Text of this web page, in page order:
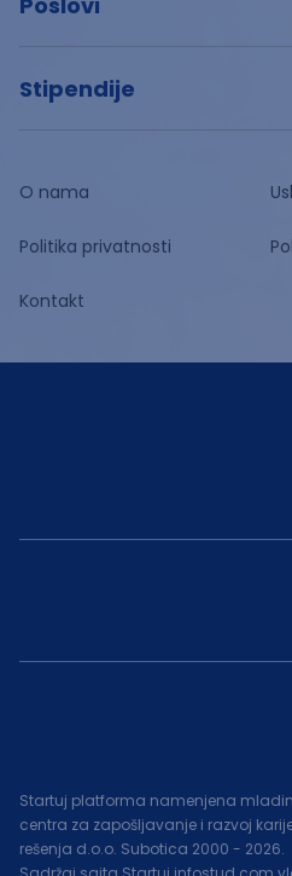
Stipendije
O nama
Politika privatnosti
Kontakt
Startuj platforma namenjena
centra za zapošljavanje i razvoj
rešenja d.o.o. Subotica 2000 - 2026.